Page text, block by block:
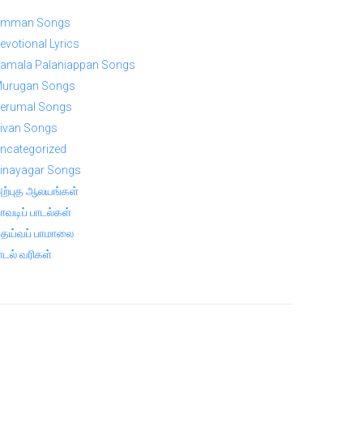
Songs
Lyrics
Palaniappan Songs
Songs
Songs
Songs
Songs
ஆலயங்கள்
பாடல்கள்
பாமாலை
வரிகள்